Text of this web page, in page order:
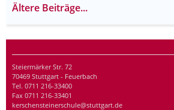
Ältere Beiträge...
Steiermärker Str. 72
70469 Stuttgart - Feuerbach
Tel. 0711 216-33400
Fax 0711 216-33401
kerschensteinerschule@stuttgart.de